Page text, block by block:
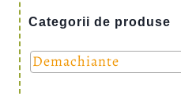
Categorii de produse
Demachiante